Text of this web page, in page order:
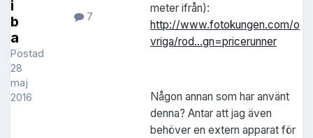
i
b
a
Postad
28
maj
2016
7
meter ifrån):
http://www.fotokungen.com/o
vriga/rod...gn=pricerunner
Någon annan som har använt
denna? Antar att jag även
behöver en extern apparat för